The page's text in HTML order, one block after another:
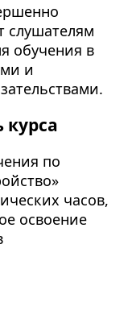
слушателям
обучения в
и
по
часов,
освоение